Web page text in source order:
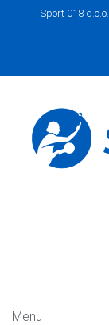
Sport 018 d.o.o.
Menu